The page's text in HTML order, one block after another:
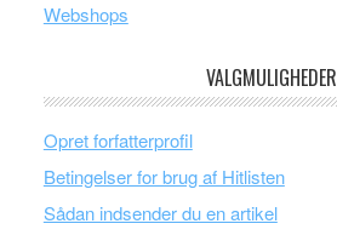
Webshops
VALGMULIGHEDER
Opret forfatterprofil
Betingelser for brug af Hitlisten
Sådan indsender du en artikel